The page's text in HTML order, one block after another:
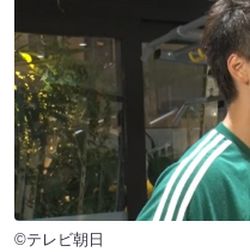
©テレビ朝日